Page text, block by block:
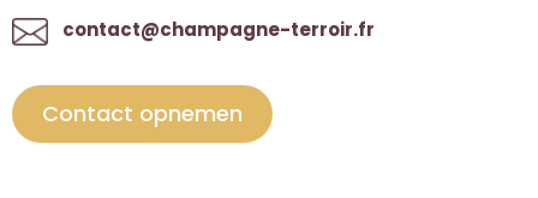
contact@champagne-terroir.fr
Contact opnemen